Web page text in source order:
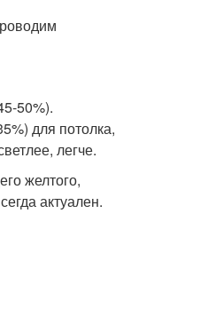
50%).
для потолка,
легче.
желтого,
актуален.